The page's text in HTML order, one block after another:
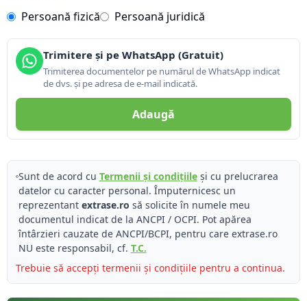
Persoană fizică
Persoană juridică
Trimitere și pe WhatsApp (Gratuit)
Trimiterea documentelor pe numărul de WhatsApp indicat
de dvs. și pe adresa de e-mail indicată.
Adaugă
Sunt de acord cu Termenii și condițiileși cu prelucrarea
datelor cu caracter personal. Împuternicesc un
reprezentant extrase.ro să solicite în numele meu
documentul indicat de la ANCPI / OCPI. Pot apărea
întârzieri cauzate de ANCPI/BCPI, pentru care extrase.ro
NU este responsabil, cf. T.C.
Trebuie să accepți termenii și condițiile pentru a continua.